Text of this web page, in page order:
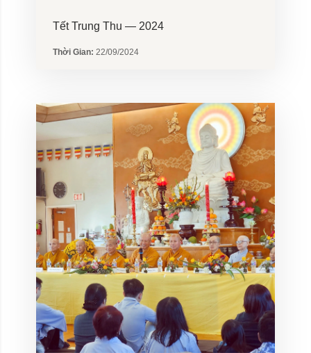
Tết Trung Thu — 2024
Thời Gian: 22/09/2024